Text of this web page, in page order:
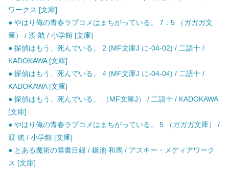
ワークス [文庫]
● やはり俺の青春ラブコメはまちがっている。 7．5 （ガガガ文
庫） / 渡 航 / 小学館 [文庫]
● 探偵はもう、死んでいる。 2 (MF文庫J に-04-02) / 二語十 /
KADOKAWA [文庫]
● 探偵はもう、死んでいる。 4 (MF文庫J に-04-04) / 二語十 /
KADOKAWA [文庫]
● 探偵はもう、死んでいる。 （MF文庫J） / 二語十 / KADOKAWA
[文庫]
● やはり俺の青春ラブコメはまちがっている。 5 （ガガガ文庫） /
渡 航 / 小学館 [文庫]
● とある魔術の禁書目録 / 鎌池 和馬 / アスキー・メディアワーク
ス [文庫]